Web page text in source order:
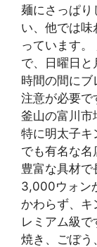
麺にさっぱり
い、他では味
っています
で、日曜日と
時間の間にブ
注意が必要で
釜山の富川市
特に明太子キ
でも有名な名
豊富な具材で
3,000ウォン
かわらず、
レミアム級
焼き、ごぼう